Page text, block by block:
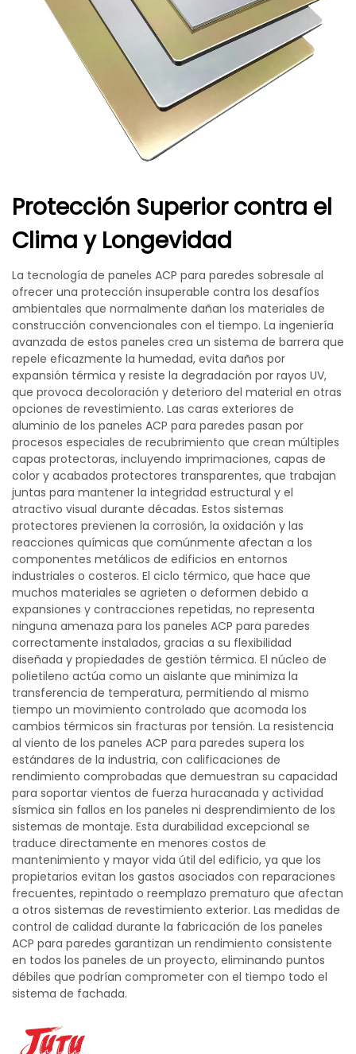
Protección Superior contra el
Clima y Longevidad
La tecnología de paneles ACP para paredes sobresale al
ofrecer una protección insuperable contra los desafíos
ambientales que normalmente dañan los materiales de
construcción convencionales con el tiempo. La ingeniería
avanzada de estos paneles crea un sistema de barrera que
repele eficazmente la humedad, evita daños por
expansión térmica y resiste la degradación por rayos UV,
que provoca decoloración y deterioro del material en otras
opciones de revestimiento. Las caras exteriores de
aluminio de los paneles ACP para paredes pasan por
procesos especiales de recubrimiento que crean múltiples
capas protectoras, incluyendo imprimaciones, capas de
color y acabados protectores transparentes, que trabajan
juntas para mantener la integridad estructural y el
atractivo visual durante décadas. Estos sistemas
protectores previenen la corrosión, la oxidación y las
reacciones químicas que comúnmente afectan a los
componentes metálicos de edificios en entornos
industriales o costeros. El ciclo térmico, que hace que
muchos materiales se agrieten o deformen debido a
expansiones y contracciones repetidas, no representa
ninguna amenaza para los paneles ACP para paredes
correctamente instalados, gracias a su flexibilidad
diseñada y propiedades de gestión térmica. El núcleo de
polietileno actúa como un aislante que minimiza la
transferencia de temperatura, permitiendo al mismo
tiempo un movimiento controlado que acomoda los
cambios térmicos sin fracturas por tensión. La resistencia
al viento de los paneles ACP para paredes supera los
estándares de la industria, con calificaciones de
rendimiento comprobadas que demuestran su capacidad
para soportar vientos de fuerza huracanada y actividad
sísmica sin fallos en los paneles ni desprendimiento de los
sistemas de montaje. Esta durabilidad excepcional se
traduce directamente en menores costos de
mantenimiento y mayor vida útil del edificio, ya que los
propietarios evitan los gastos asociados con reparaciones
frecuentes, repintado o reemplazo prematuro que afectan
a otros sistemas de revestimiento exterior. Las medidas de
control de calidad durante la fabricación de los paneles
ACP para paredes garantizan un rendimiento consistente
en todos los paneles de un proyecto, eliminando puntos
débiles que podrían comprometer con el tiempo todo el
sistema de fachada.